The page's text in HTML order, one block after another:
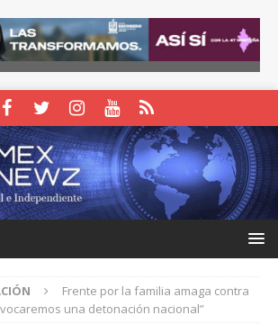
Frente por la familia amaga contra
una detonación nacional”